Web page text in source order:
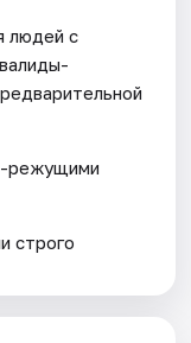
людей с
режущими
строго